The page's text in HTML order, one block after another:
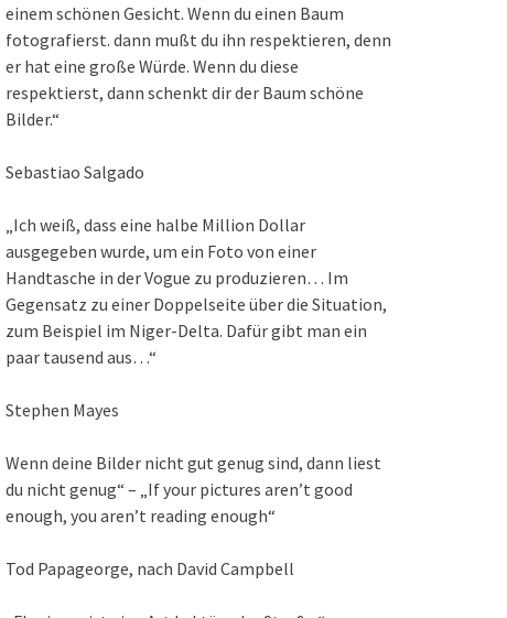
einem schönen Gesicht. Wenn du einen Baum
fotografierst. dann mußt du ihn respektieren, denn
er hat eine große Würde. Wenn du diese
respektierst, dann schenkt dir der Baum schöne
Bilder.“
Sebastiao Salgado
„Ich weiß, dass eine halbe Million Dollar
ausgegeben wurde, um ein Foto von einer
Handtasche in der Vogue zu produzieren… Im
Gegensatz zu einer Doppelseite über die Situation,
zum Beispiel im Niger-Delta. Dafür gibt man ein
paar tausend aus…“
Stephen Mayes
Wenn deine Bilder nicht gut genug sind, dann liest
du nicht genug“ – „If your pictures aren’t good
enough, you aren’t reading enough“
Tod Papageorge, nach David Campbell